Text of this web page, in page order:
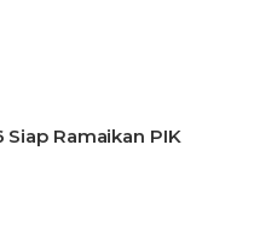
Ramaikan PIK